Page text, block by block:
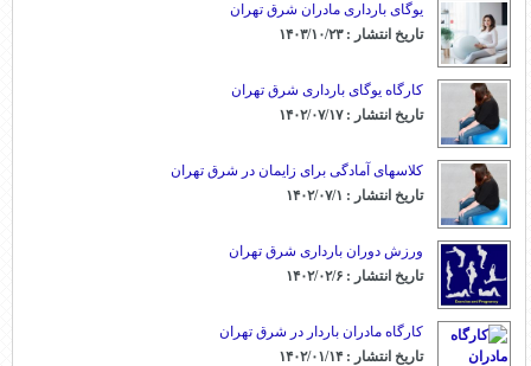
یوگای بارداری مادران شرق تهران
تاریخ انتشار : ۱۴۰۳/۱۰/۲۳
کارگاه یوگای بارداری شرق تهران
تاریخ انتشار : ۱۴۰۲/۰۷/۱۷
کلاسهای آمادگی برای زایمان در شرق تهران
تاریخ انتشار : ۱۴۰۲/۰۷/۱
ورزش دوران بارداری شرق تهران
تاریخ انتشار : ۱۴۰۲/۰۲/۶
کارگاه مادران باردار در شرق تهران
تاریخ انتشار : ۱۴۰۲/۰۱/۱۴